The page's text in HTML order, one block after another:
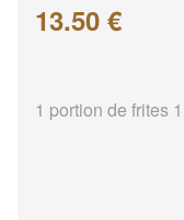
13.50 €
1 portion de frites